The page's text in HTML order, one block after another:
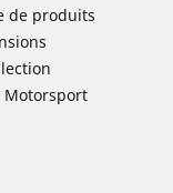
de produits
Motorsport